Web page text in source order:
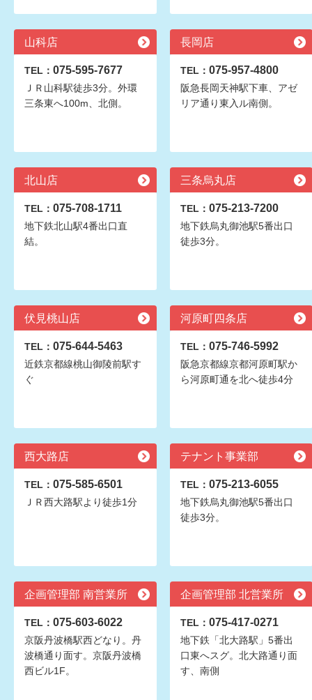
山科店
TEL： 075-595-7677
ＪＲ山科駅徒歩3分。外環
三条東へ100m、北側。
長岡店
TEL： 075-957-4800
阪急長岡天神駅下車、アゼ
リア通り東入ル南側。
北山店
TEL： 075-708-1711
地下鉄北山駅4番出口直
結。
三条烏丸店
TEL： 075-213-7200
地下鉄烏丸御池駅5番出口
徒歩3分。
伏見桃山店
TEL： 075-644-5463
近鉄京都線桃山御陵前駅す
ぐ
河原町四条店
TEL： 075-746-5992
阪急京都線京都河原町駅か
ら河原町通を北へ徒歩4分
西大路店
TEL： 075-585-6501
ＪＲ西大路駅より徒歩1分
テナント事業部
TEL： 075-213-6055
地下鉄烏丸御池駅5番出口
徒歩3分。
企画管理部 南営業所
TEL： 075-603-6022
京阪丹波橋駅西どなり。丹
波橋通り面す。京阪丹波橋
西ビル1F。
企画管理部 北営業所
TEL： 075-417-0271
地下鉄「北大路駅」5番出
口東へスグ。北大路通り面
す、南側